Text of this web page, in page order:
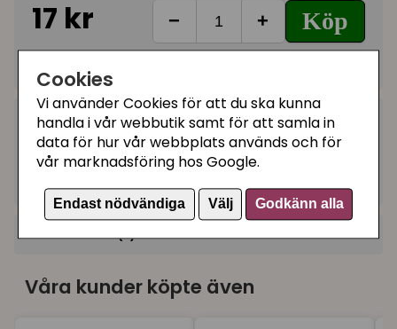
Cookies
Vi använder Cookies för att du ska kunna
handla i vår webbutik samt för att samla in
data för hur vår webbplats används och för
vår marknadsföring hos Google.
Endast nödvändiga Välj Godkänn alla
17 kr − + Köp
Kategorier:
Våtfoder katt
+
Irene
för 10 månader sedan
Våra kunder köpte även